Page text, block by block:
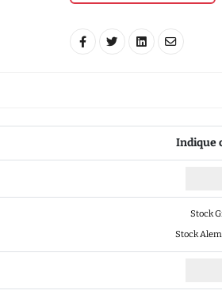
Indique
Stock
Stock